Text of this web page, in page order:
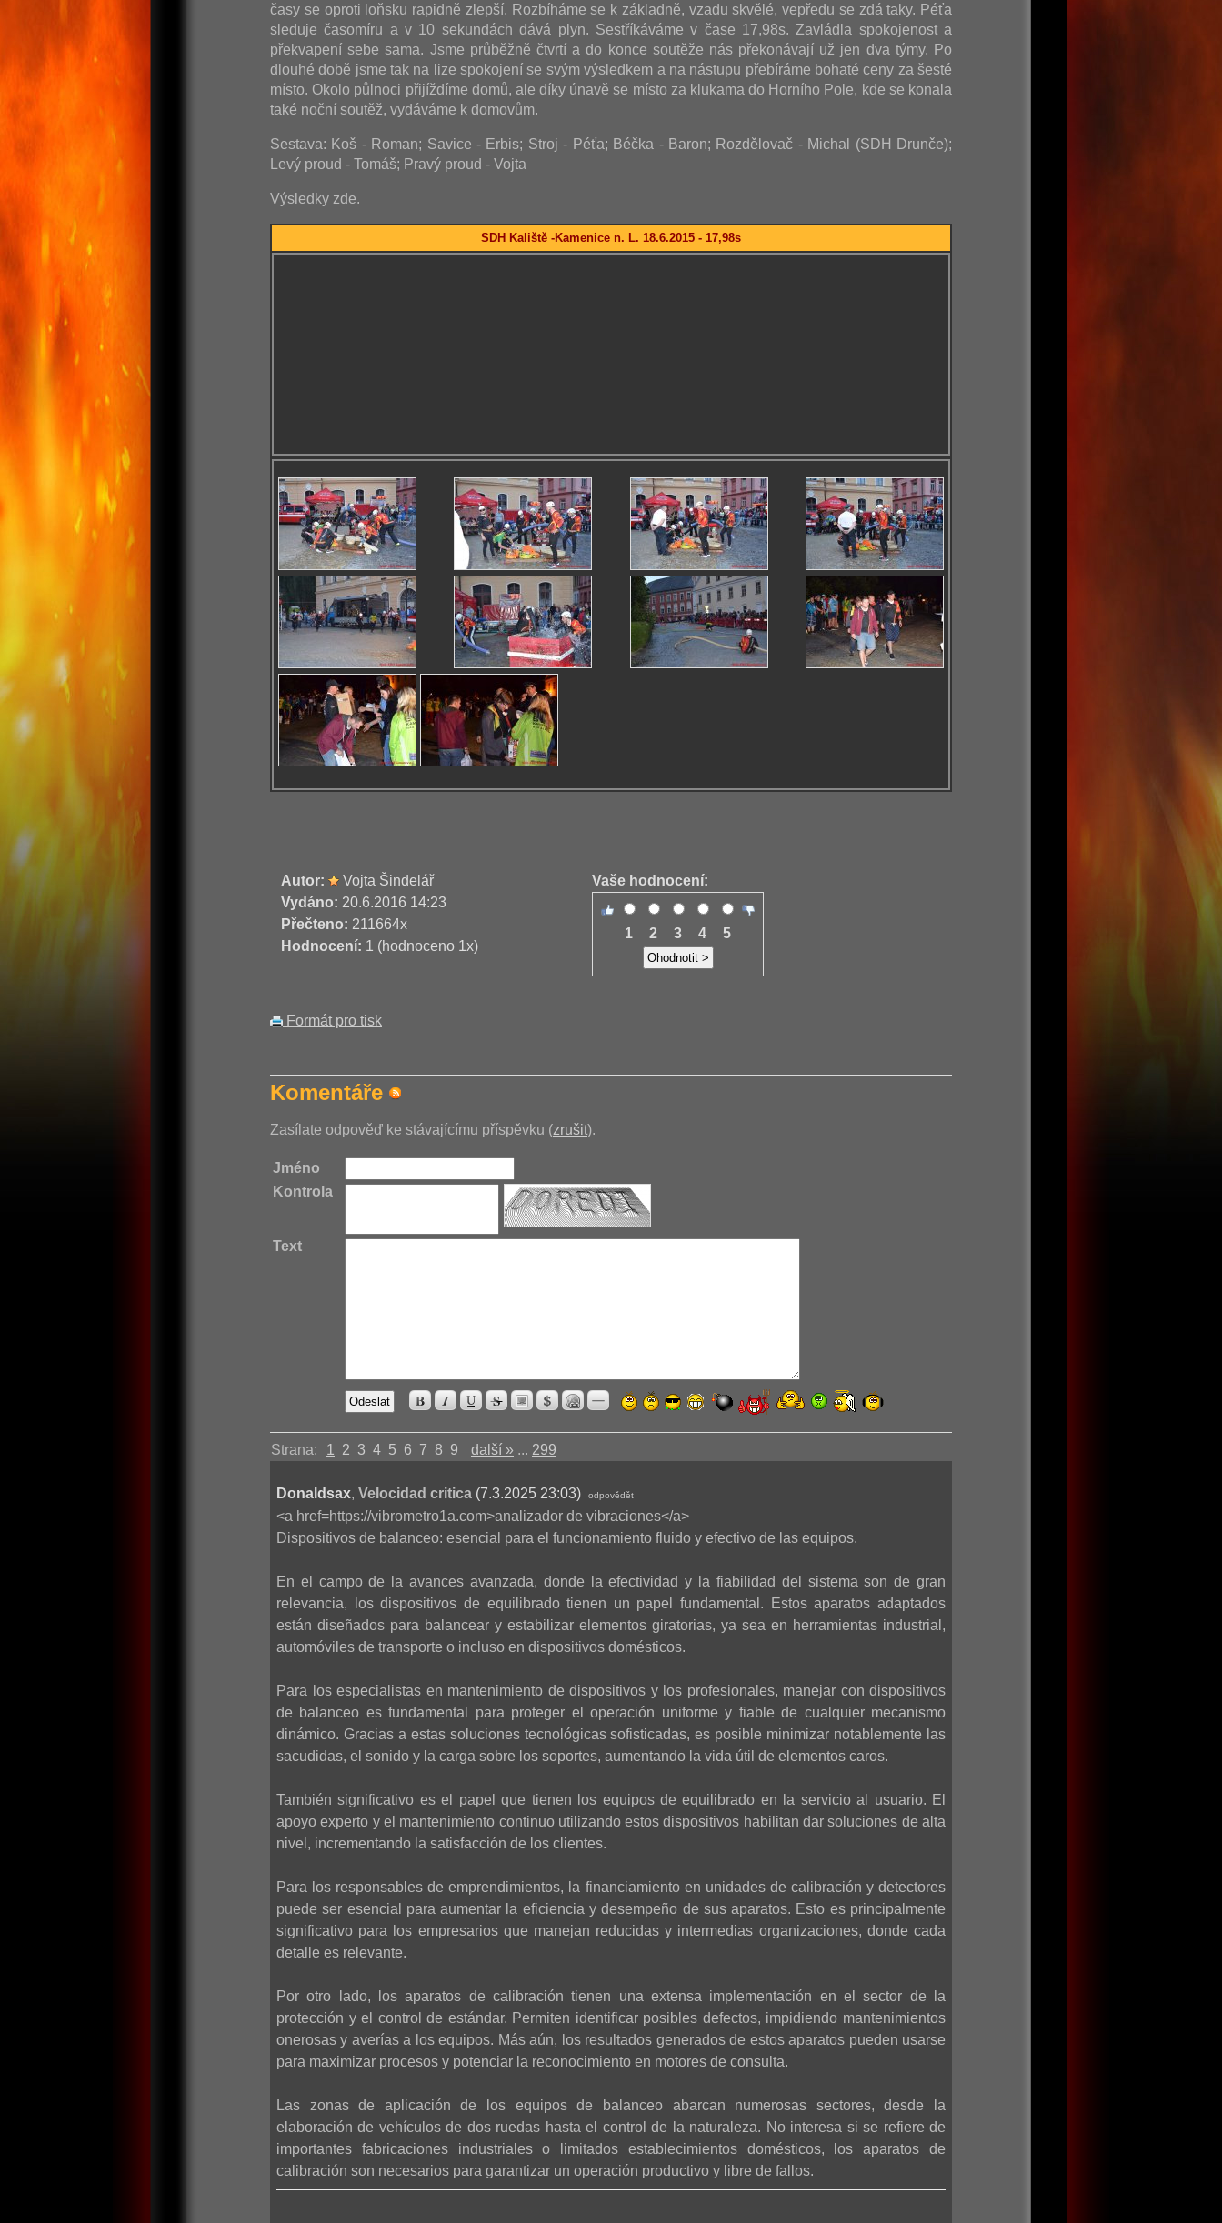
časy se oproti loňsku rapidně zlepší. Rozbíháme se k základně, vzadu skvělé, vepředu se zdá taky. Péťa
sleduje časomíru a v 10 sekundách dává plyn. Sestříkáváme v čase 17,98s. Zavládla spokojenost a
překvapení sebe sama. Jsme průběžně čtvrtí a do konce soutěže nás překonávají už jen dva týmy. Po
dlouhé době jsme tak na lize spokojení se svým výsledkem a na nástupu přebíráme bohaté ceny za šesté
místo. Okolo půlnoci přijíždíme domů, ale díky únavě se místo za klukama do Horního Pole, kde se konala
také noční soutěž, vydáváme k domovům.
Sestava: Koš - Roman; Savice - Erbis; Stroj - Péťa; Béčka - Baron; Rozdělovač - Michal (SDH Drunče);
Levý proud - Tomáš; Pravý proud - Vojta
Výsledky zde.
SDH Kaliště -Kamenice n. L. 18.6.2015 - 17,98s
Autor:
Vojta Šindelář
Vydáno: 20.6.2016 14:23
Přečteno: 211664x
Hodnocení: 1 (hodnoceno 1x)
Vaše hodnocení:
1 2 3 4 5
Formát pro tisk
Komentáře
Zasílate odpověď ke stávajícímu příspěvku (zrušit).
Jméno
Kontrola
Text
Strana: 1 2 3 4 5 6 7 8 9 další » ... 299
Donaldsax, Velocidad critica (7.3.2025 23:03) odpovědět
<a href=https://vibrometro1a.com>analizador de vibraciones</a>
Dispositivos de balanceo: esencial para el funcionamiento fluido y efectivo de las equipos.
En el campo de la avances avanzada, donde la efectividad y la fiabilidad del sistema son de gran
relevancia, los dispositivos de equilibrado tienen un papel fundamental. Estos aparatos adaptados
están diseñados para balancear y estabilizar elementos giratorias, ya sea en herramientas industrial,
automóviles de transporte o incluso en dispositivos domésticos.
Para los especialistas en mantenimiento de dispositivos y los profesionales, manejar con dispositivos
de balanceo es fundamental para proteger el operación uniforme y fiable de cualquier mecanismo
dinámico. Gracias a estas soluciones tecnológicas sofisticadas, es posible minimizar notablemente las
sacudidas, el sonido y la carga sobre los soportes, aumentando la vida útil de elementos caros.
También significativo es el papel que tienen los equipos de equilibrado en la servicio al usuario. El
apoyo experto y el mantenimiento continuo utilizando estos dispositivos habilitan dar soluciones de alta
nivel, incrementando la satisfacción de los clientes.
Para los responsables de emprendimientos, la financiamiento en unidades de calibración y detectores
puede ser esencial para aumentar la eficiencia y desempeño de sus aparatos. Esto es principalmente
significativo para los empresarios que manejan reducidas y intermedias organizaciones, donde cada
detalle es relevante.
Por otro lado, los aparatos de calibración tienen una extensa implementación en el sector de la
protección y el control de estándar. Permiten identificar posibles defectos, impidiendo mantenimientos
onerosas y averías a los equipos. Más aún, los resultados generados de estos aparatos pueden usarse
para maximizar procesos y potenciar la reconocimiento en motores de consulta.
Las zonas de aplicación de los equipos de balanceo abarcan numerosas sectores, desde la
elaboración de vehículos de dos ruedas hasta el control de la naturaleza. No interesa si se refiere de
importantes fabricaciones industriales o limitados establecimientos domésticos, los aparatos de
calibración son necesarios para garantizar un operación productivo y libre de fallos.